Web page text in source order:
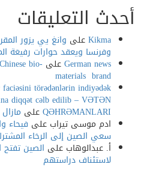
التعليقات
Kikmaعلىوانغ يي يزور المقر
وفرنسا ويعقد حوارات رفيعَة
German newsعلىChinese bio-
materials brand
faciəsini törədənlərin indiyədək
diqqət cəlb edilib – VƏTƏN
QƏHRƏMANLARIعلىمازال ضحايا 20 يناير ينشدون
ادم موسى تيراب علىفيحاء وانغ
سعي الصين إلى الرخاء المشترك
أ. عبدالوهابعلىالصين تفتح
لاستئناف دراستهم